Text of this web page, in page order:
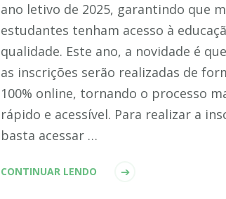
ano letivo de 2025, garantindo que
estudantes tenham acesso à
qualidade. Este ano, a novidade é
as inscrições serão realizadas de
100% online, tornando o processo
rápido e acessível. Para realizar a
basta acessar …
CONTINUAR LENDO